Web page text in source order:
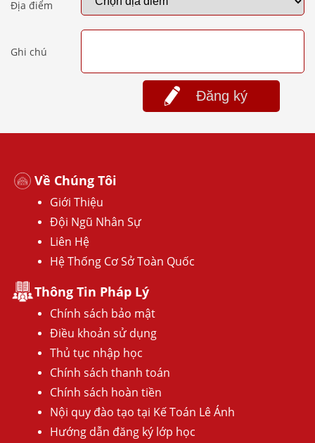
Địa điểm
Ghi chú
Đăng ký
Về Chúng Tôi
Giới Thiệu
Đội Ngũ Nhân Sự
Liên Hệ
Hệ Thống Cơ Sở Toàn Quốc
Thông Tin Pháp Lý
Chính sách bảo mật
Điều khoản sử dụng
Thủ tục nhập học
Chính sách thanh toán
Chính sách hoàn tiền
Nội quy đào tạo tại Kế Toán Lê Ánh
Hướng dẫn đăng ký lớp học